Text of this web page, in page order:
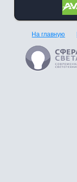
На главную